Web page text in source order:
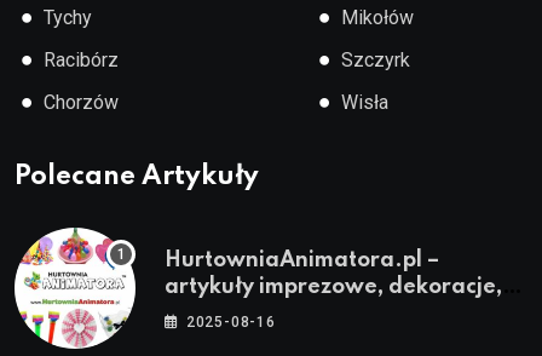
● Tychy
● Racibórz
● Chorzów
● Mikołów
● Szczyrk
● Wisła
Polecane Artykuły
HurtowniaAnimatora.pl –
artykuły imprezowe, dekoracje,
stroje i akcesoria dla animatorów
2025-08-16